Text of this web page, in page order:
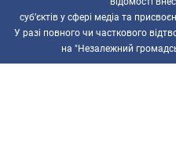
суб’єктів у сфері медіа та
У разі повного чи часткового
на "Незалежний